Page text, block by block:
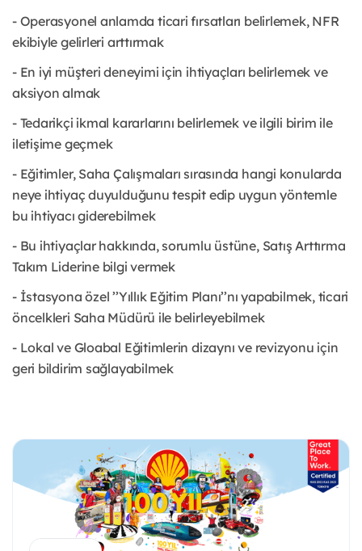
- Operasyonel anlamda ticari fırsatları belirlemek, NFR
ekibiyle gelirleri arttırmak
- En iyi müşteri deneyimi için ihtiyaçları belirlemek ve
aksiyon almak
- Tedarikçi ikmal kararlarını belirlemek ve ilgili birim ile
iletişime geçmek
- Eğitimler, Saha Çalışmaları sırasında hangi konularda
neye ihtiyaç duyulduğunu tespit edip uygun yöntemle
bu ihtiyacı giderebilmek
- Bu ihtiyaçlar hakkında, sorumlu üstüne, Satış Arttırma
Takım Liderine bilgi vermek
- İstasyona özel ’’Yıllık Eğitim Planı’’nı yapabilmek, ticari
öncelkleri Saha Müdürü ile belirleyebilmek
- Lokal ve Gloabal Eğitimlerin dizaynı ve revizyonu için
geri bildirim sağlayabilmek